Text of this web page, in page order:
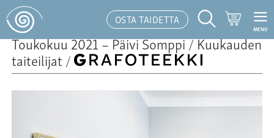
OSTA TAIDETTA
Hakutoiminto
MENU
Toukokuu 2021 – Päivi Somppi/Kuukauden
taiteilijat/